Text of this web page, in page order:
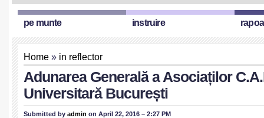
pe munte instruire
Home » in reflector
Adunarea Generală a Asociaților
Universitară București
Submitted by admin on April 22, 2016 – 2:27 PM